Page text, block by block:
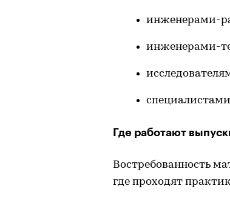
инженерами-
инженерами-
Где работают
Востребованность
где проходят